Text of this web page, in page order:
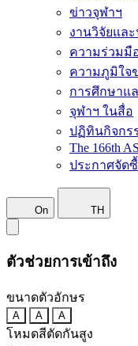
ข่าวจุฬาฯ
งานวิจัยแล
ความร่วมมื
ความภูมิใจ
การศึกษาแ
จุฬาฯ ในสื่อ
ปฏิทินกิจกร
The 166th
ประกาศจัด
On TH
ตัวช่วยการเข้าถึง
ขนาดตัวอักษร
A A A
โหมดสีตัดกันสูง